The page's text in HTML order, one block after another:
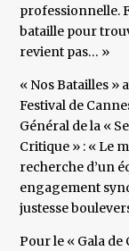
professionnelle.
bataille pour
revient pas… »
« Nos Batailles »
Festival de
Général de la «
Critique » : « Le
recherche d’un
engagement
justesse
Pour le « Gala